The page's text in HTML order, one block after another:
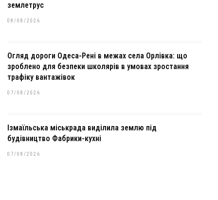
землетрус
08/08/2026
Огляд дороги Одеса-Рені в межах села Орлівка: що
зроблено для безпеки школярів в умовах зростання
трафіку вантажівок
07/08/2026
Ізмаїльська міськрада виділила землю під
будівництво Фабрики-кухні
07/08/2026